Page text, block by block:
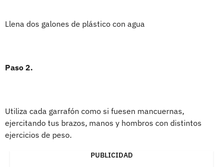
Llena dos galones de plástico con agua
Paso 2.
Utiliza cada garrafón como si fuesen mancuernas,
ejercitando tus brazos, manos y hombros con distintos
ejercicios de peso.
PUBLICIDAD